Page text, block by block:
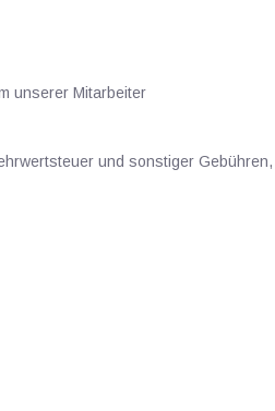
unserer Mitarbeiter
und sonstiger